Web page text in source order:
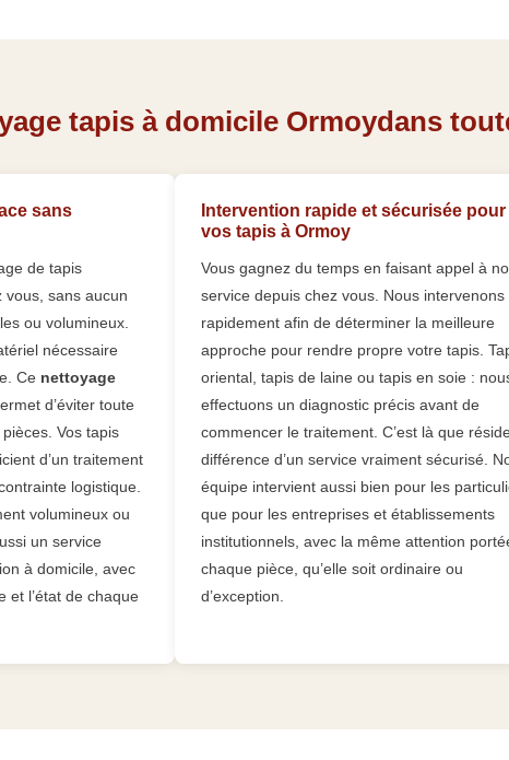
tapis à domicile Ormoydans
sans
de tapis
vous, sans aucun
ou volumineux.
nécessaire
Ce nettoyage
d’éviter toute
Vos tapis
d’un traitement
logistique.
volumineux ou
un service
à domicile, avec
et l’état de chaque
Intervention rapide et sécurisée pour
vos tapis à Ormoy
Vous gagnez du temps en faisant appel à
service depuis chez vous. Nous intervenons
rapidement afin de déterminer la meilleure
approche pour rendre propre votre tapis.
oriental, tapis de laine ou tapis en soie :
effectuons un diagnostic précis avant de
commencer le traitement. C’est là que
différence d’un service vraiment sécurisé.
équipe intervient aussi bien pour les
que pour les entreprises et établissements
institutionnels, avec la même attention
chaque pièce, qu’elle soit ordinaire ou
d’exception.